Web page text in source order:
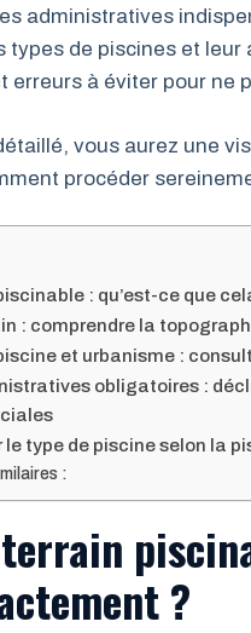
administratives
types de piscines et leur
erreurs à éviter pour ne
vous aurez une
procéder
: qu’est-ce que
: comprendre la
et urbanisme :
obligatoires :
le type de piscine selon la
:
?